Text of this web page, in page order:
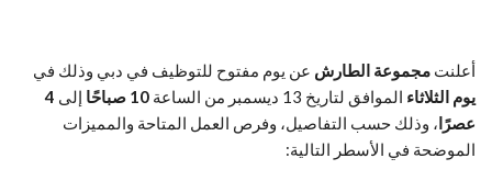
أعلنت مجموعة الطارش عن يوم مفتوح للتوظيف في دبي وذلك في
يوم الثلاثاء الموافق لتاريخ 13 ديسمبر من الساعة 10 صباحًا إلى 4
عصرًا، وذلك حسب التفاصيل، وفرص العمل المتاحة والمميزات
الموضحة في الأسطر التالية: